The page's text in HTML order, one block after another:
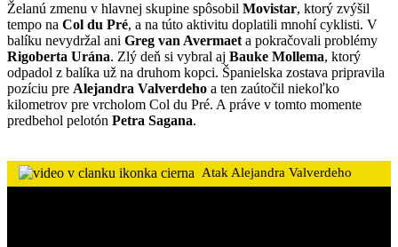
Želanú zmenu v hlavnej skupine spôsobil Movistar, ktorý zvýšil
tempo na Col du Pré, a na túto aktivitu doplatili mnohí cyklisti. V
balíku nevydržal ani Greg van Avermaet a pokračovali problémy
Rigoberta Urána. Zlý deň si vybral aj Bauke Mollema, ktorý
odpadol z balíka už na druhom kopci. Španielska zostava pripravila
pozíciu pre Alejandra Valverdeho a ten zaútočil niekoľko
kilometrov pre vrcholom Col du Pré. A práve v tomto momente
predbehol pelotón Petra Sagana.
Atak Alejandra Valverdeho